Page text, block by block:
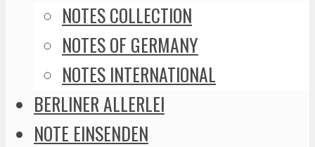
NOTES COLLECTION
NOTES OF GERMANY
NOTES INTERNATIONAL
BERLINER ALLERLEI
NOTE EINSENDEN